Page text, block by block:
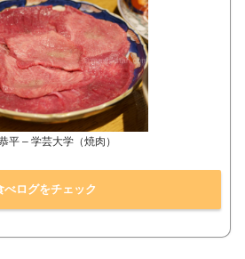
平 – 学芸大学（焼肉）
べログをチェック